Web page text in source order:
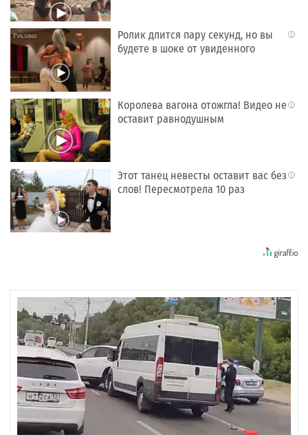
i
Ролик длится пару секунд, но вы
будете в шоке от увиденного
i
Королева вагона отожгла! Видео не
оставит равнодушным
i
Этот танец невесты оставит вас без
слов! Пересмотрела 10 раз